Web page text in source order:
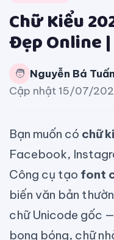
Chữ Kiểu
Đẹp Online
🧑 Nguyễn Bá
Cập nhật 15/07/
Bạn muốn có chữ
Facebook,
Công cụ tạo font
biến văn bản
chữ Unicode gốc
bong bóng, chữ